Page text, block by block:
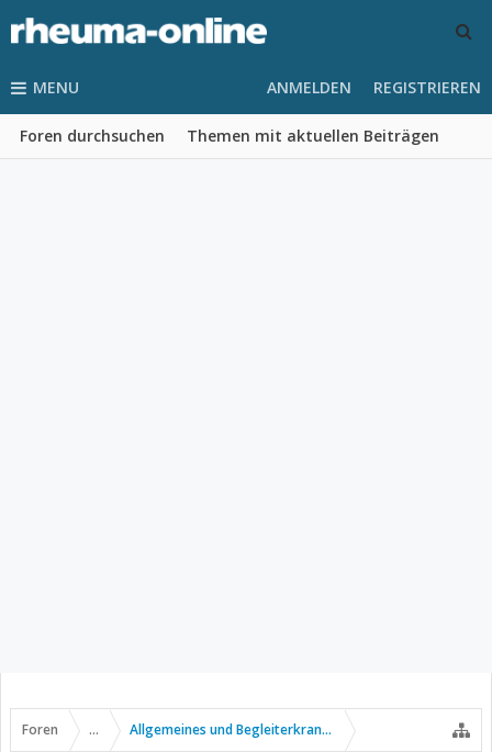
MENU
Foren durchsuchen Themen mit aktuellen Beiträgen
ANMELDEN REGISTRIEREN
Foren ... Allgemeines und Begleiterkrankungen